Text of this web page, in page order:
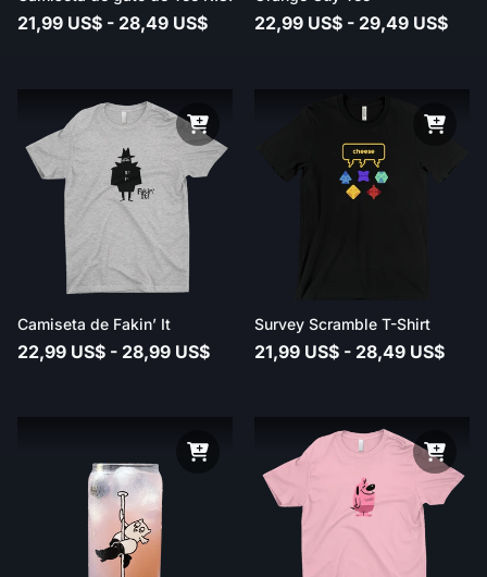
21,99 US$ - 28,49 US$ 22,99 US$ - 29,49 US$
Camiseta de Fakin’ It
22,99 US$ - 28,99 US$
Survey Scramble T-Shirt
21,99 US$ - 28,49 US$